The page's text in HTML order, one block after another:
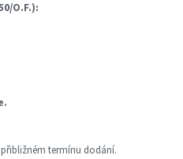
O.F.):
termínu dodání.